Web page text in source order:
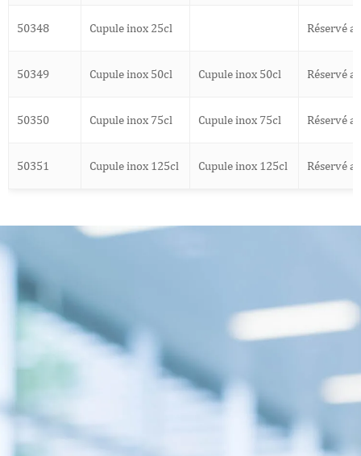
50348 Cupule inox 25cl Réservé
50349 Cupule inox 50cl Cupule inox 50cl Réservé
50350 Cupule inox 75cl Cupule inox 75cl Réservé
50351 Cupule inox 125cl Cupule inox 125cl Réservé